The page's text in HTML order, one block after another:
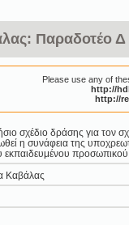
Παραδοτέο
Please use any of
http://
http://
σχέδιο δράσης για τον
η συνάφεια της
προσωπικού
Καβάλας